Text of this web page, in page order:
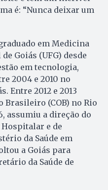
é: “Nunca deixar um
em Medicina
Goiás (UFG) desde
em tecnologia,
2004 e 2010 no
Entre 2012 e 2013
(COB) no Rio
assumiu a direção do
e de
da Saúde em
a Goiás para
da Saúde de